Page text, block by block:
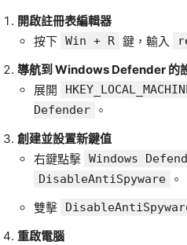
開啟註冊表編輯器
按下 Win + R 鍵，輸入
導航到 Windows Defender 的
展開
Defender
。
創建並設置新鍵值
右鍵點擊 Windows
DisableAntiSpyware
。
雙擊
重啟電腦